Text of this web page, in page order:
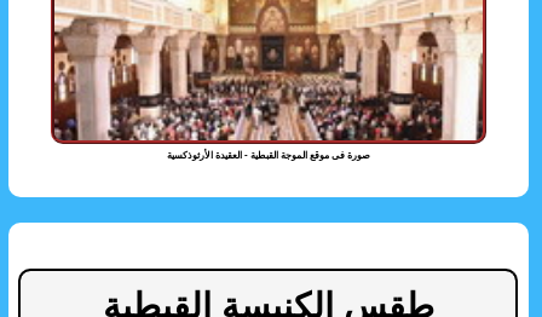
صورة فى موقع الموجة القبطية - العقيدة الأرثوذكسية
طقس الكنيسة القبطية